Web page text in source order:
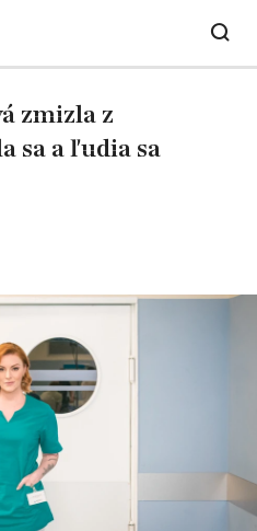
zmizla z
sa a ľudia sa